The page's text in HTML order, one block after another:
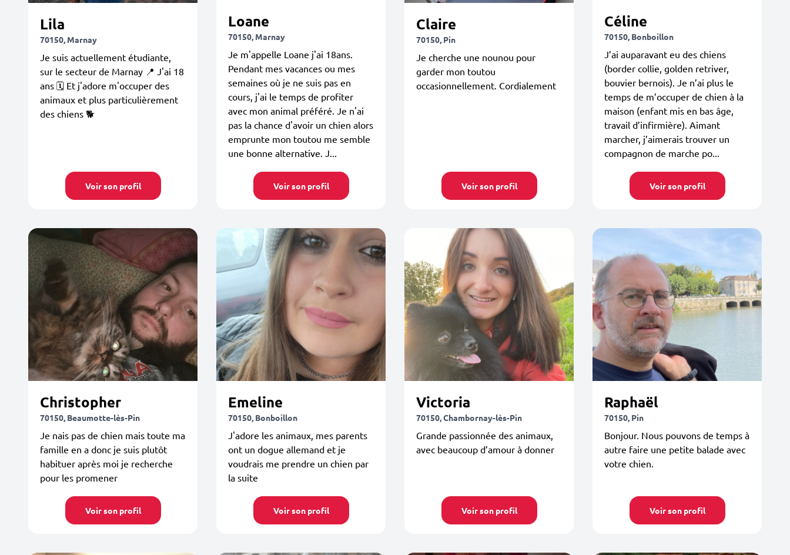
Lila
70150, Marnay
Je suis actuellement étudiante,
sur le secteur de Marnay 📍 J'ai 18
ans 🗓️ Et j'adore m'occuper des
animaux et plus particulièrement
des chiens 🐕
Voir son profil
Loane
70150, Marnay
Je m'appelle Loane j'ai 18ans.
Pendant mes vacances ou mes
semaines où je ne suis pas en
cours, j'ai le temps de profiter
avec mon animal préféré. Je n'ai
pas la chance d'avoir un chien alors
emprunte mon toutou me semble
une bonne alternative. J...
Voir son profil
Claire
70150, Pin
Je cherche une nounou pour
garder mon toutou
occasionnellement. Cordialement
Voir son profil
Céline
70150, Bonboillon
J’ai auparavant eu des chiens
(border collie, golden retriver,
bouvier bernois). Je n’ai plus le
temps de m’occuper de chien à la
maison (enfant mis en bas âge,
travail d’infirmière). Aimant
marcher, j’aimerais trouver un
compagnon de marche po...
Voir son profil
Christopher
70150, Beaumotte-lès-Pin
Je nais pas de chien mais toute ma
famille en a donc je suis plutôt
habituer après moi je recherche
pour les promener
Voir son profil
Emeline
70150, Bonboillon
J'adore les animaux, mes parents
ont un dogue allemand et je
voudrais me prendre un chien par
la suite
Voir son profil
Victoria
70150, Chambornay-lès-Pin
Grande passionnée des animaux,
avec beaucoup d’amour à donner
Voir son profil
Raphaël
70150, Pin
Bonjour. Nous pouvons de temps à
autre faire une petite balade avec
votre chien.
Voir son profil